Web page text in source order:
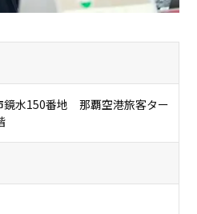
水150番地 那覇空港旅客ター